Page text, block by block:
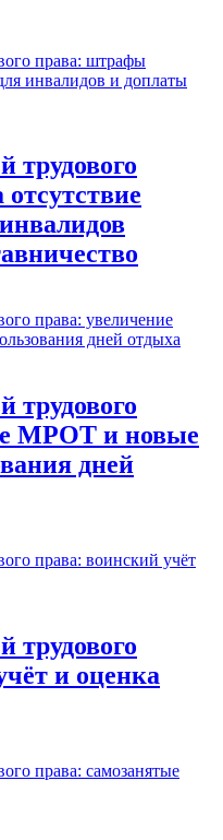
трудового
трудового
МРОТ и новые
дней
трудового
и оценка